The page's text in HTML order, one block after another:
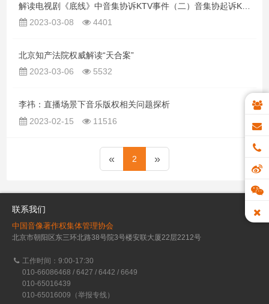
2023-03-08
4401
北京知产法院权威解读“天合案”
2023-03-06
5532
李祎：直播场景下音乐版权相关问题探析
2023-02-15
11516
« 2 »
联系我们
中国音像著作权集体管理协会
北京市朝阳区东三环北路38号院3号楼安联大厦22层2212号
工作时间：9:00-17:30
010-66086468 / 6427 / 6442 / 6649
010-65016439
010-65016009（举报专线）